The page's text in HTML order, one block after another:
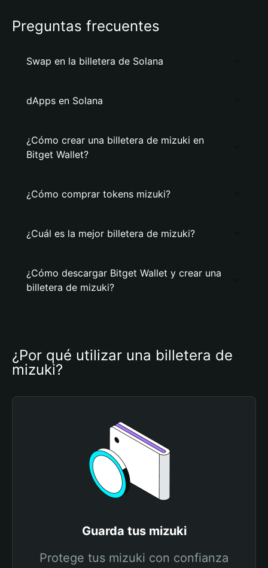
Preguntas frecuentes
Swap en la billetera de Solana
dApps en Solana
¿Cómo crear una billetera de mizuki en
Bitget Wallet?
¿Cómo comprar tokens mizuki?
¿Cuál es la mejor billetera de mizuki?
¿Cómo descargar Bitget Wallet y crear una
billetera de mizuki?
¿Por qué utilizar una billetera de
mizuki?
Guarda tus mizuki
Protege tus mizuki con confianza